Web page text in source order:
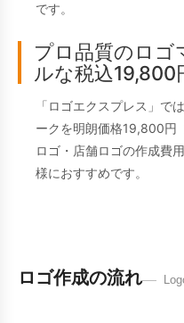
です。
プロ品質のロゴ
ルな税込19,800
「ロゴエクスプレス」で
ークを明朗価格19,800円
ロゴ・店舗ロゴの作成費
様におすすめです。
ロゴ作成の流れ